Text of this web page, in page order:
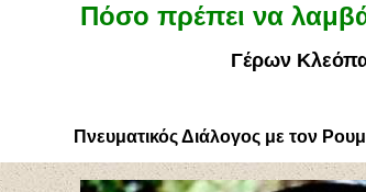
Πόσο πρέπει να
Γέρων
Πνευματικός Διάλογος με τον